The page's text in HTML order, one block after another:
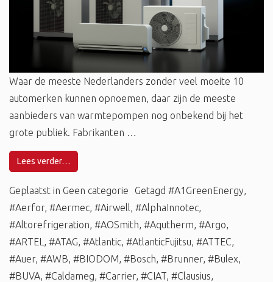
Waar de meeste Nederlanders zonder veel moeite 10
automerken kunnen opnoemen, daar zijn de meeste
aanbieders van warmtepompen nog onbekend bij het
grote publiek. Fabrikanten …
Lees verder…
Geplaatst in Geen categorie Getagd #A1GreenEnergy,
#Aerfor, #Aermec, #Airwell, #AlphaInnotec,
#Altorefrigeration, #AOSmith, #Aqutherm, #Argo,
#ARTEL , #ATAG, #Atlantic, #AtlanticFujitsu, #ATTEC,
#Auer, #AWB, #BIODOM, #Bosch, #Brunner, #Bulex,
#BUVA, #Caldameg, #Carrier, #CIAT, #Clausius,